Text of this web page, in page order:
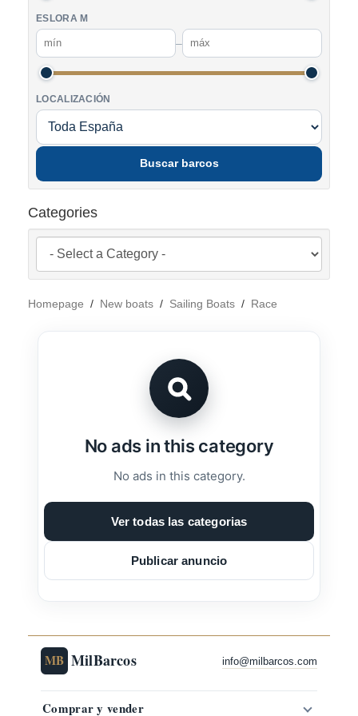
ESLORA M
–
LOCALIZACIÓN
Buscar barcos
Categories
Homepage / New boats / Sailing Boats / Race
No ads in this category
No ads in this category.
Ver todas las categorias
Publicar anuncio
MB MilBarcos info@milbarcos.com
Comprar y vender